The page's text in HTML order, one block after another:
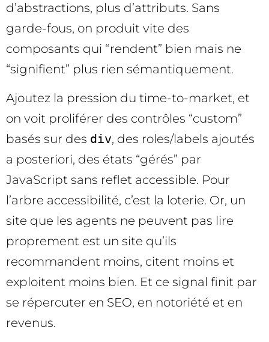
d’abstractions, plus d’attributs. Sans
garde-fous, on produit vite des
composants qui “rendent” bien mais ne
“signifient” plus rien sémantiquement.
Ajoutez la pression du time-to-market, et
on voit proliférer des contrôles “custom”
basés sur des div, des roles/labels ajoutés
a posteriori, des états “gérés” par
JavaScript sans reflet accessible. Pour
l’arbre accessibilité, c’est la loterie. Or, un
site que les agents ne peuvent pas lire
proprement est un site qu’ils
recommandent moins, citent moins et
exploitent moins bien. Et ce signal finit par
se répercuter en SEO, en notoriété et en
revenus.